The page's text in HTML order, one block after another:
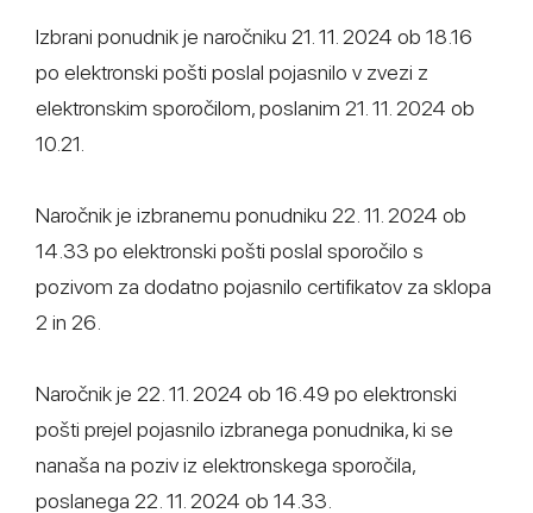
Izbrani ponudnik je naročniku 21. 11. 2024 ob 18.16
po elektronski pošti poslal pojasnilo v zvezi z
elektronskim sporočilom, poslanim 21. 11. 2024 ob
10.21.
Naročnik je izbranemu ponudniku 22. 11. 2024 ob
14.33 po elektronski pošti poslal sporočilo s
pozivom za dodatno pojasnilo certifikatov za sklopa
2 in 26.
Naročnik je 22. 11. 2024 ob 16.49 po elektronski
pošti prejel pojasnilo izbranega ponudnika, ki se
nanaša na poziv iz elektronskega sporočila,
poslanega 22. 11. 2024 ob 14.33.